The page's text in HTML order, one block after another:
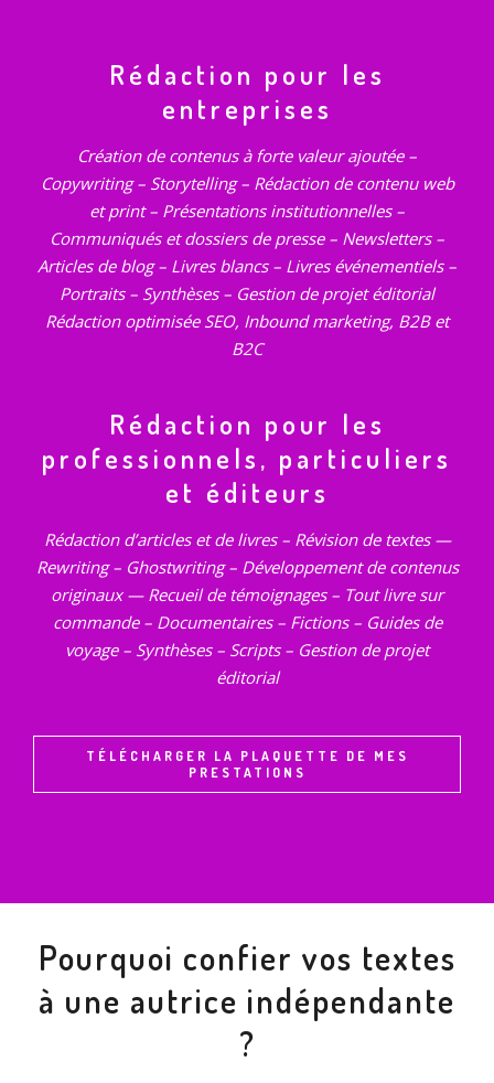
Rédaction pour les
entreprises
Création de contenus à forte valeur ajoutée –
Copywriting – Storytelling – Rédaction de contenu web
et print – Présentations institutionnelles –
Communiqués et dossiers de presse – Newsletters –
Articles de blog – Livres blancs – Livres événementiels –
Portraits – Synthèses – Gestion de projet éditorial
Rédaction optimisée SEO, Inbound marketing, B2B et
B2C
Rédaction pour les
professionnels, particuliers
et éditeurs
Rédaction d’articles et de livres – Révision de textes —
Rewriting – Ghostwriting – Développement de contenus
originaux — Recueil de témoignages – Tout livre sur
commande – Documentaires – Fictions – Guides de
voyage – Synthèses – Scripts – Gestion de projet
éditorial
TÉLÉCHARGER LA PLAQUETTE DE MES
PRESTATIONS
Pourquoi confier vos textes
à une autrice indépendante
?